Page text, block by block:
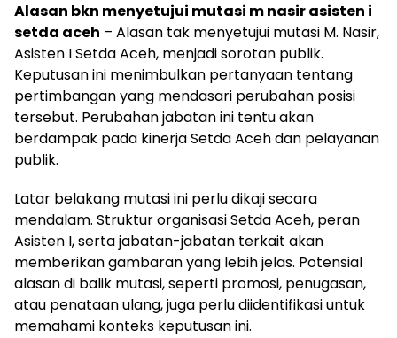
Alasan bkn menyetujui mutasi m nasir asisten i
setda aceh – Alasan tak menyetujui mutasi M. Nasir,
Asisten I Setda Aceh, menjadi sorotan publik.
Keputusan ini menimbulkan pertanyaan tentang
pertimbangan yang mendasari perubahan posisi
tersebut. Perubahan jabatan ini tentu akan
berdampak pada kinerja Setda Aceh dan pelayanan
publik.
Latar belakang mutasi ini perlu dikaji secara
mendalam. Struktur organisasi Setda Aceh, peran
Asisten I, serta jabatan-jabatan terkait akan
memberikan gambaran yang lebih jelas. Potensial
alasan di balik mutasi, seperti promosi, penugasan,
atau penataan ulang, juga perlu diidentifikasi untuk
memahami konteks keputusan ini.